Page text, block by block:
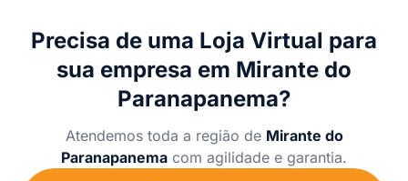
Precisa de uma Loja Virtual para
sua empresa em Mirante do
Paranapanema?
Atendemos toda a região de Mirante do
Paranapanema com agilidade e garantia.